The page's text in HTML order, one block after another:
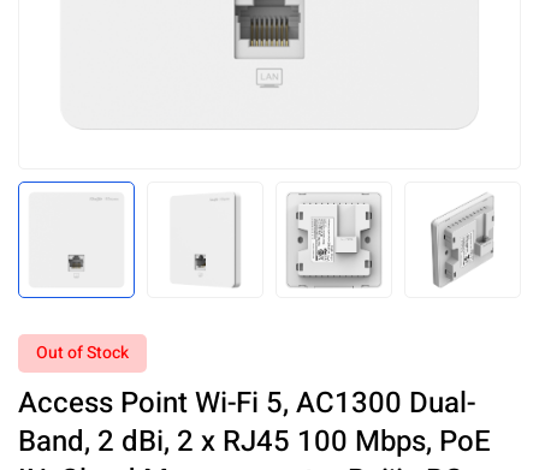
Out of Stock
Access Point Wi-Fi 5, AC1300 Dual-
Band, 2 dBi, 2 x RJ45 100 Mbps, PoE